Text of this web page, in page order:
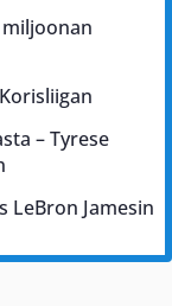
– Tyrese
LeBron Jamesin